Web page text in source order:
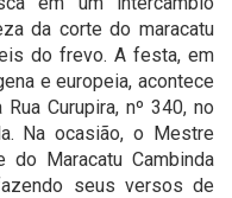
da corte do maracatu
do frevo. A festa, em
e europeia, acontece
Curupira, nº 340, no
Na ocasião, o Mestre
do Maracatu Cambinda
seus versos de